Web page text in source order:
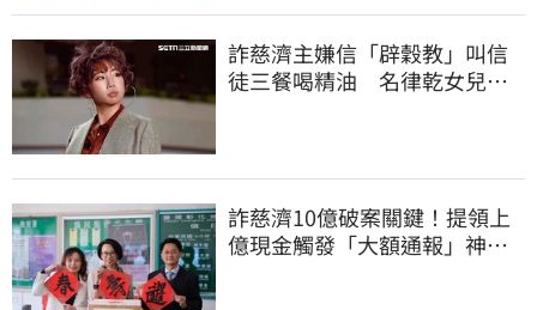
詐慈濟主嫌信「辟穀教」叫信
徒三餐喝精油 名律乾女兒卻
詐慈濟10億破案關鍵！提領上
億現金觸發「大額通報」神鬼